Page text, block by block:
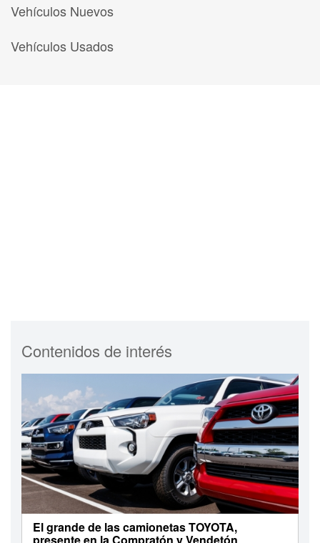
Vehículos Nuevos
Vehículos Usados
Contenidos de interés
El grande de las camionetas TOYOTA,